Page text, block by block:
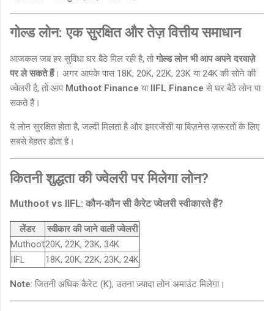
गोल्ड लोन: एक सुरक्षित और तेज़ वित्तीय समाधान
आजकल जब हर सुविधा घर बैठे मिल रही है, तोगोल्ड लोन भी आप अपने दरवाज़े
पर ले सकते हैं। अगर आपके पास 18K, 20K, 22K, 23K या 24K की सोने की
ज्वेलरी है, तो आप Muthoot Finance या IIFL Finance से घर बैठे लोन पा
सकते हैं।
ये लोन सुरक्षित होता है, जल्दी मिलता है और इमरजेंसी या बिज़नेस ज़रूरतों के लिए
सबसे बेहतर होता है।
कितनी शुद्धता की ज्वेलरी पर मिलेगा लोन?
Muthoot vs IIFL: कौन-कौन सी कैरेट ज्वेलरी स्वीकारते हैं?
लेंडर
स्वीकार की जाने वाली ज्वेलरी
Muthoot20K, 22K, 23K, 34K
IIFL
18K, 20K, 22K, 23K, 24K
Note: जितनी अधिक कैरेट (K), उतना ज़्यादा लोन अमाउंट मिलेगा।